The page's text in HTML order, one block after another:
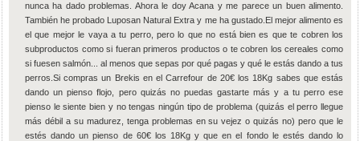
nunca ha dado problemas. Ahora le doy Acana y me parece un buen alimento.
También he probado Luposan Natural Extra y me ha gustado.El mejor alimento es
el que mejor le vaya a tu perro, pero lo que no está bien es que te cobren los
subproductos como si fueran primeros productos o te cobren los cereales como
si fuesen salmón... al menos que sepas por qué pagas y qué le estás dando a tus
perros.Si compras un Brekis en el Carrefour de 20€ los 18Kg sabes que estás
dando un pienso flojo, pero quizás no puedas gastarte más y a tu perro ese
pienso le siente bien y no tengas ningún tipo de problema (quizás el perro llegue
más débil a su madurez, tenga problemas en su vejez o quizás no) pero que le
estés dando un pienso de 60€ los 18Kg y que en el fondo le estés dando lo